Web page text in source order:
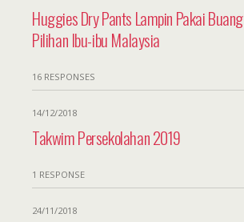
Huggies Dry Pants Lampin Pakai Buang
Pilihan Ibu-ibu Malaysia
16 RESPONSES
14/12/2018
Takwim Persekolahan 2019
1 RESPONSE
24/11/2018